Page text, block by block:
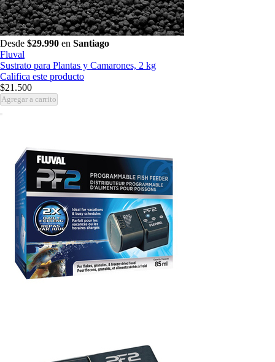
Desde $29.990 en Santiago
Fluval
Sustrato para Plantas y Camarones, 2 kg
Califica este producto
$21.500
Agregar a carrito